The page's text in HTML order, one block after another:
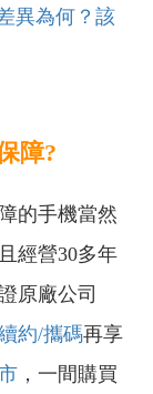
異為何？該
障?
的手機當然
經營30多年
原廠公司
約/攜碼再享
，一間購買